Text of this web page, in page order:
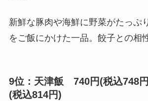
新鮮な豚肉や海鮮に野菜がたっぷ
をご飯にかけた一品。餃子との相
9位：天津飯 740円(税込748
(税込814円)